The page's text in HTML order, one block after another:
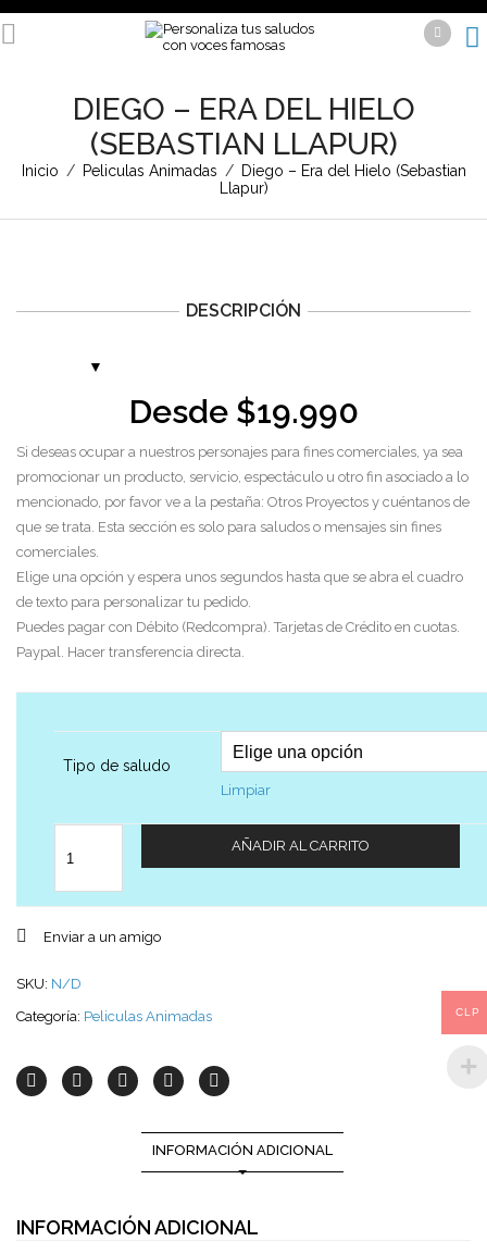
DIEGO – ERA DEL HIELO
(SEBASTIAN LLAPUR)
Inicio / Peliculas Animadas / Diego – Era del Hielo (Sebastian
Llapur)
DESCRIPCIÓN
Desde $19.990
Si deseas ocupar a nuestros personajes para fines comerciales, ya sea
promocionar un producto, servicio, espectáculo u otro fin asociado a lo
mencionado, por favor ve a la pestaña: Otros Proyectos y cuéntanos de
que se trata. Esta sección es solo para saludos o mensajes sin fines
comerciales.
Elige una opción y espera unos segundos hasta que se abra el cuadro
de texto para personalizar tu pedido.
Puedes pagar con Débito (Redcompra). Tarjetas de Crédito en cuotas.
Paypal. Hacer transferencia directa.
Tipo de saludo
Limpiar
AÑADIR AL CARRITO
Enviar a un amigo
SKU: N/D
Categoría: Peliculas Animadas
INFORMACIÓN ADICIONAL
INFORMACIÓN ADICIONAL
CLP